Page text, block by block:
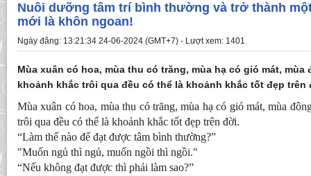
Nuôi dưỡng tâm trí bình thường và trở thành
mới là khôn ngoan!
Ngày đăng: 13:21:34 24-06-2024 (GMT+7) - Lượt xem: 1401
Mùa xuân có hoa, mùa thu có trăng, mùa hạ có gió mát, mùa
khoảnh khắc trôi qua đều có thể là khoảnh khắc tốt đẹp trên
Mùa xuân có hoa, mùa thu có trăng, mùa hạ có gió mát, mùa
trôi qua đều có thể là khoảnh khắc tốt đẹp trên đời.
“Làm thế nào để đạt được tâm bình thường?”
"Muốn ngủ thì ngủ, muốn ngồi thì ngồi."
“Nếu không đạt được thì phải làm sao?”